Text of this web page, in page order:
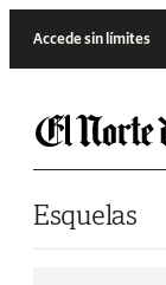
Accede sin límites
Esquelas